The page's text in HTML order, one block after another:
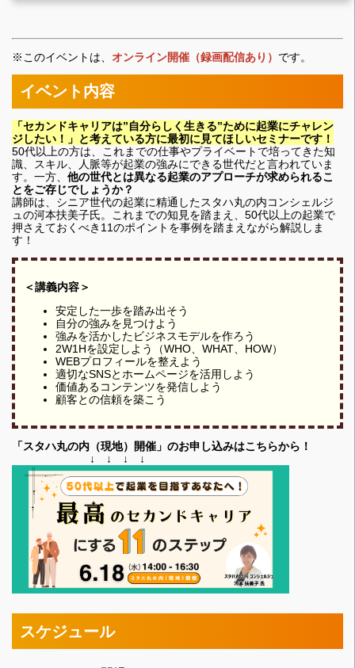
※このイベントは、 オンライン開催（録画配信あり） です。
イベント内容
「セカンドキャリアは”自分らしく生きる”ために起業にチャレン
ジしたい！」と考えている方に最初に見てほしいセミナーです！
50代以上の方は、これまでの仕事やプライベートで培ってきた知
識、スキル、人脈等が起業の強みにできる世代だと言われていま
す。一方、 他の世代とは異なる起業のアプローチが求められるこ
とをご存じでしょうか？
講師は、シニア世代の起業に精通したスタハ丸の内コンシェルジ
ュの河本扶美子氏。これまでの知見を踏まえ、50代以上の起業で
押さえておくべき11のポイントを事例を踏まえながら解説しま
す！
＜講義内容＞
安定した一歩を踏み出そう
自分の強みを見つけよう
強みを活かしたビジネスモデルを作ろう
2W1Hを設定しよう（WHO、WHAT、HOW）
WEBプロフィールを整えよう
適切なSNSとホームページを活用しよう
価値あるコンテンツを発信しよう
顧客との信頼を築こう
「スタハ丸の内（現地）開催」のお申し込みはこちらから！
↓ ↓ ↓ ↓
スケジュール